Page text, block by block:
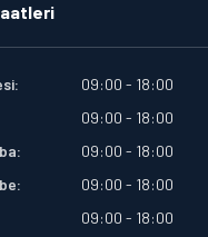
09:00 - 18:00
09:00 - 18:00
09:00 - 18:00
09:00 - 18:00
09:00 - 18:00